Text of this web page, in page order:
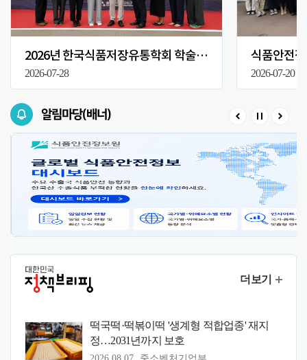
2026년 한국식품저장유통학회 학술대회
2026-07-28
식품안전
2026-07-20
알림마당(배너)